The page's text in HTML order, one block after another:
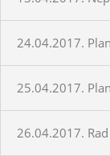
24.04.2017.
25.04.2017.
26.04.2017.